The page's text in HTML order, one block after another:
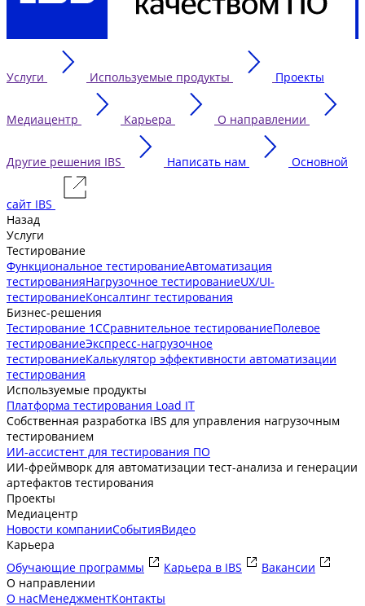
Услуги Используемые продукты Проекты
Медиацентр Карьера О направлении
Другие решения IBS Написать нам Основной
сайт IBS
Назад
Услуги
Тестирование
Функциональное тестированиеАвтоматизация
тестированияНагрузочное тестированиеUX/UI-
тестированиеКонсалтинг тестирования
Бизнес-решения
Тестирование 1ССравнительное тестированиеПолевое
тестированиеЭкспресс-нагрузочное
тестированиеКалькулятор эффективности автоматизации
тестирования
Используемые продукты
Платформа тестирования Load IT
Собственная разработка IBS для управления нагрузочным
тестированием
ИИ-ассистент для тестирования ПО
ИИ-фреймворк для автоматизации тест-анализа и генерации
артефактов тестирования
Проекты
Медиацентр
Новости компанииСобытияВидео
Карьера
Обучающие программы
Карьера в IBS
Вакансии
О направлении
О насМенеджментКонтакты